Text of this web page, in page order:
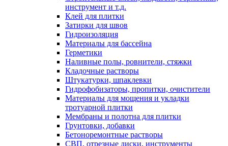
инструмент и т.д.
Клей для плитки
Затирки для швов
Гидроизоляция
Материалы для бассейна
Герметики
Наливные полы, ровнители, стяжки
Кладочные растворы
Штукатурки, шпаклевки
Гидрофобизаторы, пропитки, очистители
Материалы для мощения и укладки
тротуарной плитки
Мембраны и полотна для плитки
Грунтовки, добавки
Бетоноремонтные растворы
СВП, отрезные диски, инструменты